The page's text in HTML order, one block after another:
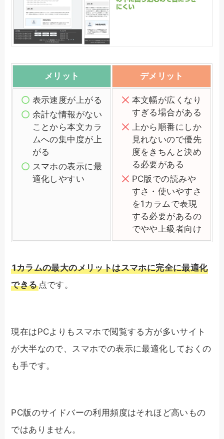
メリット デメリット
表示速度が上がる
余計な情報がない
ことから本文カラ
ムへの集中度が上
がる
スマホの表示に最
適化しやすい
本文幅が広くなり
すぎる場合がある
上から順番にしか
見れないので優先
度をきちんと決め
る必要がある
PC版での読みや
すさ・使いやすさ
を1カラムで表現
する必要があるの
でやや上級者向け
1カラムの最大のメリットはスマホに完全に最適化
できる点です。
現在はPCよりもスマホで閲覧する方が多いサイト
が大半なので、スマホでの表示に最適化しておくの
も手です。
PC版のサイドバーの利用頻度はそれほど高いもの
ではありません。